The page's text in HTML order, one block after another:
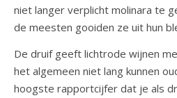
niet langer verplicht molinara te
de meesten gooiden ze uit hun
De druif geeft lichtrode wijnen
het algemeen niet lang kunnen
hoogste rapportcijfer dat je als